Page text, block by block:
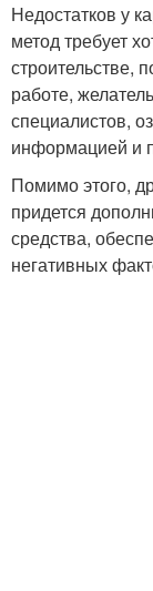
Недостатков у
метод требует
строительстве,
работе,
специалистов,
информацией и
Помимо этого,
придется
средства,
негативных